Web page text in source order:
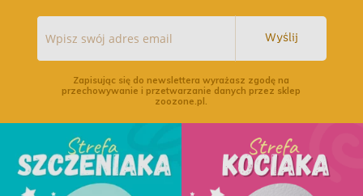
Wyślij
Zapisując się do newslettera wyrażasz zgodę na
przechowywanie i przetwarzanie danych przez sklep
zoozone.pl.